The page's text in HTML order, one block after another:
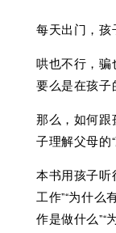
每天出门，孩
哄也不行，骗
要么是在孩子
那么，如何跟
子理解父母的
本书用孩子听
工作”“为什么
作是做什么”“